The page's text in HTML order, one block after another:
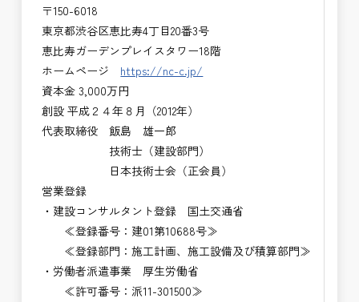
〒150-6018
東京都渋谷区恵比寿4丁目20番3号
恵比寿ガーデンプレイスタワー18階
ホームページ https://nc-c.jp/
資本金 3,000万円
創設 平成２４年８月（2012年）
代表取締役 飯島 雄一郎
技術士（建設部門）
日本技術士会（正会員）
営業登録
・建設コンサルタント登録 国土交通省
≪登録番号：建01第10688号≫
≪登録部門：施工計画、施工設備及び積算部門≫
・労働者派遣事業 厚生労働省
≪許可番号：派11-301500≫